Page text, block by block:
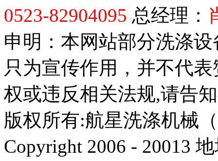
0523-82904095 总经理：
申明：本网站部分洗涤
只为宣传作用，并不代
权或违反相关法规,请告
版权所有:航星洗涤机械
Copyright 2006 - 20013